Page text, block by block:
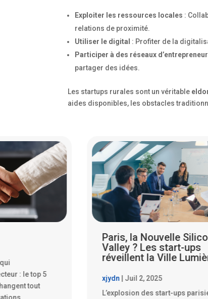
Exploiter les ressources locales :
relations de proximité.
Utiliser le digital : Profiter de la
Participer à des réseaux
partager des idées.
Les startups rurales sont un véritable
aides disponibles, les obstacles
parisiennes :
Les Start-ups
Qui Font Trembler la
Valley
xjydn
Juil 14, 2025
La France, traditionnellement